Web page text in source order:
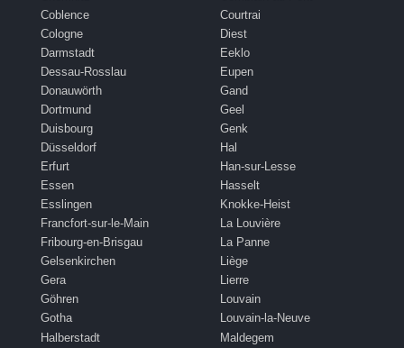
Coblence
Cologne
Darmstadt
Dessau-Rosslau
Donauwörth
Dortmund
Duisbourg
Düsseldorf
Erfurt
Essen
Esslingen
Francfort-sur-le-Main
Fribourg-en-Brisgau
Gelsenkirchen
Gera
Göhren
Gotha
Halberstadt
Courtrai
Diest
Eeklo
Eupen
Gand
Geel
Genk
Hal
Han-sur-Lesse
Hasselt
Knokke-Heist
La Louvière
La Panne
Liège
Lierre
Louvain
Louvain-la-Neuve
Maldegem